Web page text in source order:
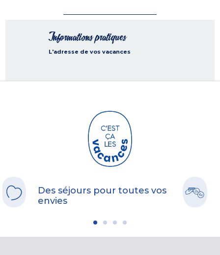
Informations pratiques
L'adresse de vos vacances
Des séjours pour toutes vos
envies